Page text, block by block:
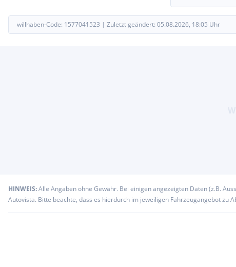
1-Jahr Gewährleistung gemäß den gesetzlichen
1-Jahr Gebrauchtwagen-Garantie über CarGarantie Austria
under ).
willhaben-Code: 1577041523 | Zuletzt geändert: 05.08.2026, 18:05 Uhr
HINWEIS:Alle Angaben ohne Gewähr. Bei einigen angezeigten Daten (z.B.
Autovista. Bitte beachte, dass es hierdurch im jeweiligen Fahrzeugangebot zu